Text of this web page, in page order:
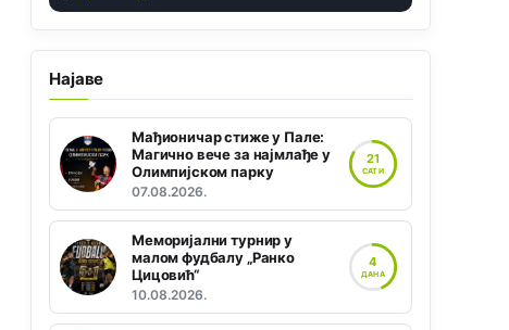
Најаве
Мађионичар стиже у Пале:
Магично вече за најмлађе у
Олимпијском парку
07.08.2026.
21
САТИ
Меморијални турнир у
малом фудбалу „Ранко
Цицовић“
10.08.2026.
4
ДАНА